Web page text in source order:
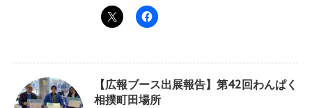
【広報ブース出展報告】第42回わんぱく
相撲町田場所